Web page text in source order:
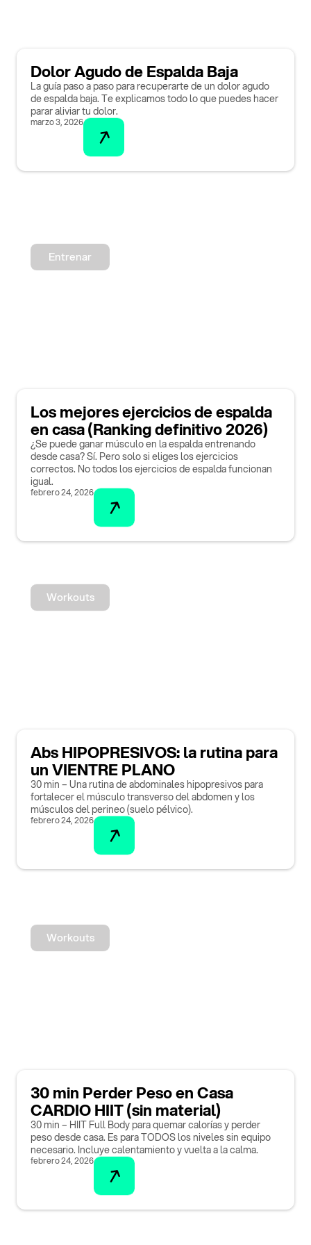
Dolor Agudo de Espalda Baja
La guía paso a paso para recuperarte de un dolor agudo
de espalda baja. Te explicamos todo lo que puedes hacer
parar aliviar tu dolor.
marzo 3, 2026
Entrenar
Los mejores ejercicios de espalda
en casa (Ranking definitivo 2026)
¿Se puede ganar músculo en la espalda entrenando
desde casa? Sí. Pero solo si eliges los ejercicios
correctos. No todos los ejercicios de espalda funcionan
igual.
febrero 24, 2026
Workouts
Abs HIPOPRESIVOS: la rutina para
un VIENTRE PLANO
30 min – Una rutina de abdominales hipopresivos para
fortalecer el músculo transverso del abdomen y los
músculos del perineo (suelo pélvico).
febrero 24, 2026
Workouts
30 min Perder Peso en Casa
CARDIO HIIT (sin material)
30 min – HIIT Full Body para quemar calorías y perder
peso desde casa. Es para TODOS los niveles sin equipo
necesario. Incluye calentamiento y vuelta a la calma.
febrero 24, 2026